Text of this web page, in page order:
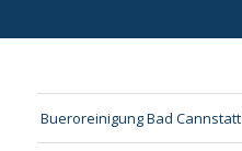
Bueroreinigung Bad Cannstatt